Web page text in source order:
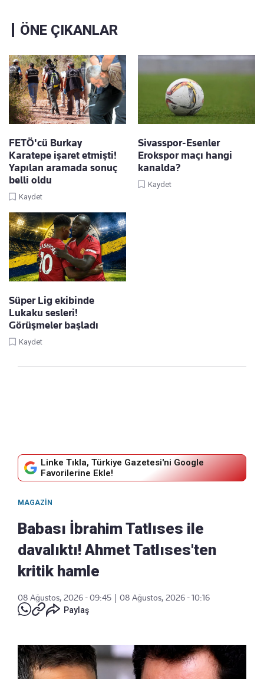
ÖNE ÇIKANLAR
FETÖ'cü Burkay
Karatepe işaret etmişti!
Yapılan aramada sonuç
belli oldu
Kaydet
Sivasspor-Esenler
Erokspor maçı hangi
kanalda?
Kaydet
Süper Lig ekibinde
Lukaku sesleri!
Görüşmeler başladı
Kaydet
Linke Tıkla, Türkiye Gazetesi'ni Google
Favorilerine Ekle!
MAGAZIN
Babası İbrahim Tatlıses ile
davalıktı! Ahmet Tatlıses'ten
kritik hamle
08 Ağustos, 2026 - 09:45
08 Ağustos, 2026 - 10:16
Paylaş